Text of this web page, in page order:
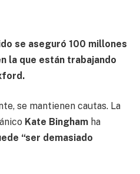
se aseguró 100 millones
la que están trabajando
se mantienen cautas. La
Kate Bingham ha
“ser demasiado